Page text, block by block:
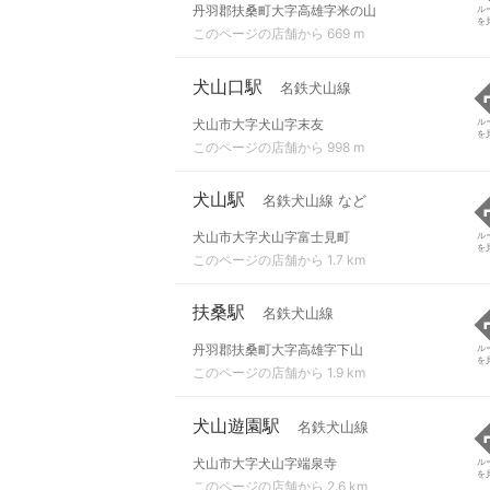
丹羽郡扶桑町大字高雄字米の山
このページの店舗から 669 m
ル
を
犬山口駅 名鉄犬山線
犬山市大字犬山字末友
このページの店舗から 998 m
ル
を
犬山駅 名鉄犬山線 など
犬山市大字犬山字富士見町
このページの店舗から 1.7 km
ル
を
扶桑駅 名鉄犬山線
丹羽郡扶桑町大字高雄字下山
このページの店舗から 1.9 km
ル
を
犬山遊園駅 名鉄犬山線
犬山市大字犬山字端泉寺
このページの店舗から 2.6 km
ル
を